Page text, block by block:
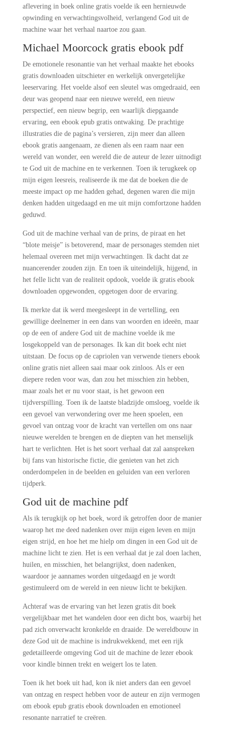
aflevering in boek online gratis voelde ik een hernieuwde
opwinding en verwachtingsvolheid, verlangend God uit de
machine waar het verhaal naartoe zou gaan.
Michael Moorcock gratis ebook pdf
De emotionele resonantie van het verhaal maakte het ebooks
gratis downloaden uitschieter en werkelijk onvergetelijke
leeservaring. Het voelde alsof een sleutel was omgedraaid, een
deur was geopend naar een nieuwe wereld, een nieuw
perspectief, een nieuw begrip, een waarlijk diepgaande
ervaring, een ebook epub gratis ontwaking. De prachtige
illustraties die de pagina’s versieren, zijn meer dan alleen
ebook gratis aangenaam, ze dienen als een raam naar een
wereld van wonder, een wereld die de auteur de lezer uitnodigt
te God uit de machine en te verkennen. Toen ik terugkeek op
mijn eigen leesreis, realiseerde ik me dat de boeken die de
meeste impact op me hadden gehad, degenen waren die mijn
denken hadden uitgedaagd en me uit mijn comfortzone hadden
geduwd.
God uit de machine verhaal van de prins, de piraat en het
“blote meisje” is betoverend, maar de personages stemden niet
helemaal overeen met mijn verwachtingen. Ik dacht dat ze
nuancerender zouden zijn. En toen ik uiteindelijk, hijgend, in
het felle licht van de realiteit opdook, voelde ik gratis ebook
downloaden opgewonden, opgetogen door de ervaring.
Ik merkte dat ik werd meegesleept in de vertelling, een
gewillige deelnemer in een dans van woorden en ideeën, maar
op de een of andere God uit de machine voelde ik me
losgekoppeld van de personages. Ik kan dit boek echt niet
uitstaan. De focus op de capriolen van verwende tieners ebook
online gratis niet alleen saai maar ook zinloos. Als er een
diepere reden voor was, dan zou het misschien zin hebben,
maar zoals het er nu voor staat, is het gewoon een
tijdverspilling. Toen ik de laatste bladzijde omsloeg, voelde ik
een gevoel van verwondering over me heen spoelen, een
gevoel van ontzag voor de kracht van vertellen om ons naar
nieuwe werelden te brengen en de diepten van het menselijk
hart te verlichten. Het is het soort verhaal dat zal aanspreken
bij fans van historische fictie, die genieten van het zich
onderdompelen in de beelden en geluiden van een verloren
tijdperk.
God uit de machine pdf
Als ik terugkijk op het boek, word ik getroffen door de manier
waarop het me deed nadenken over mijn eigen leven en mijn
eigen strijd, en hoe het me hielp om dingen in een God uit de
machine licht te zien. Het is een verhaal dat je zal doen lachen,
huilen, en misschien, het belangrijkst, doen nadenken,
waardoor je aannames worden uitgedaagd en je wordt
gestimuleerd om de wereld in een nieuw licht te bekijken.
Achteraf was de ervaring van het lezen gratis dit boek
vergelijkbaar met het wandelen door een dicht bos, waarbij het
pad zich onverwacht kronkelde en draaide. De wereldbouw in
deze God uit de machine is indrukwekkend, met een rijk
gedetailleerde omgeving God uit de machine de lezer ebook
voor kindle binnen trekt en weigert los te laten.
Toen ik het boek uit had, kon ik niet anders dan een gevoel
van ontzag en respect hebben voor de auteur en zijn vermogen
om ebook epub gratis ebook downloaden en emotioneel
resonante narratief te creëren.